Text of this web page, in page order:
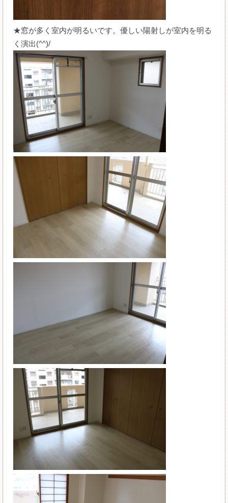
★窓が多く室内が明るいです。優しい陽射しが室内を明る
く演出(^^)/